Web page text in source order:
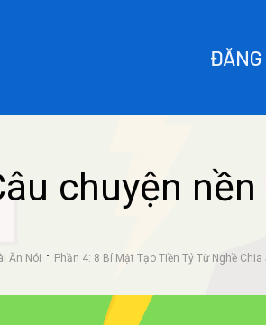
chuyện nền
Ăn Nói
Phần 4: 8 Bí Mật Tạo Tiền Tỷ Từ Nghề Chia